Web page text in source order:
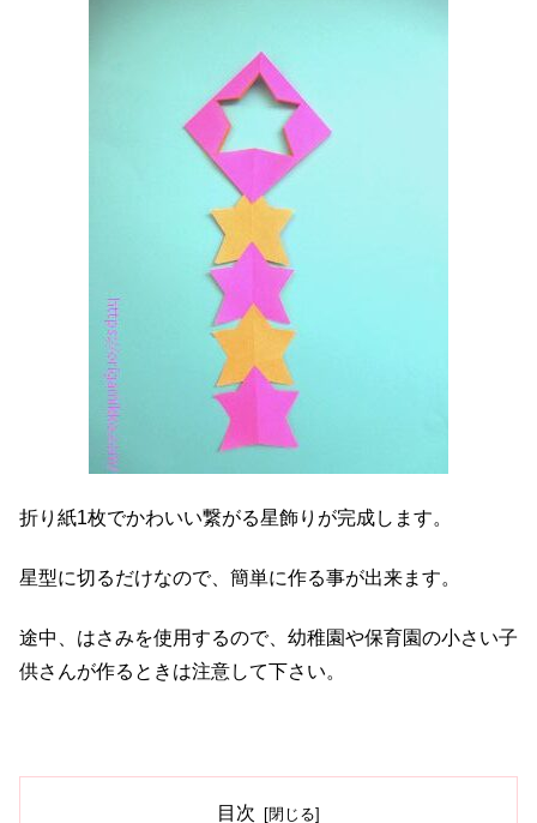
折り紙1枚でかわいい繋がる星飾りが完成します。
星型に切るだけなので、簡単に作る事が出来ます。
途中、はさみを使用するので、幼稚園や保育園の小さい子
供さんが作るときは注意して下さい。
目次